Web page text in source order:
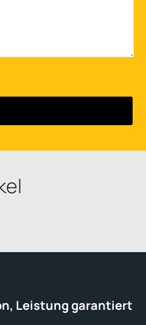
Leistung garantiert